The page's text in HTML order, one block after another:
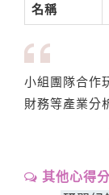
名稱
小組團隊合作
財務等產業分
其他心得